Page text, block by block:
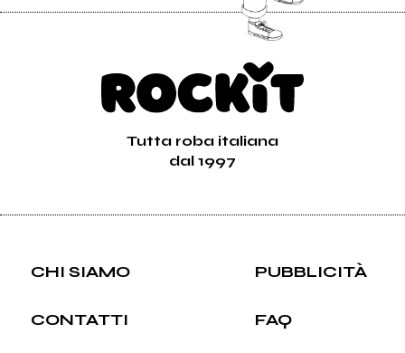
Tutta roba italiana
dal 1997
CHI SIAMO PUBBLICITÀ
CONTATTI FAQ